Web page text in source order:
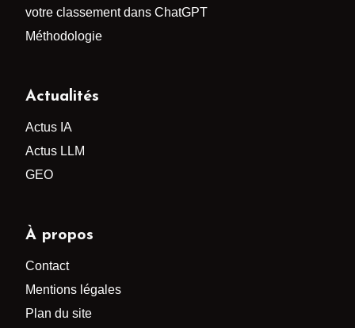
votre classement dans ChatGPT
Méthodologie
Actualités
Actus IA
Actus LLM
GEO
À propos
Contact
Mentions légales
Plan du site